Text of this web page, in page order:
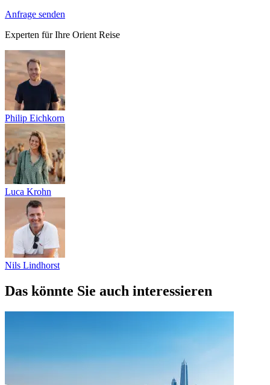
Anfrage senden
Experten für Ihre Orient Reise
Philip Eichkorn
Luca Krohn
Nils Lindhorst
Das könnte Sie auch interessieren